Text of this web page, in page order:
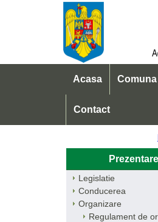
Acasa
Contact
Prezentare
Legislatie
Conducerea
Organizare
Regulament de